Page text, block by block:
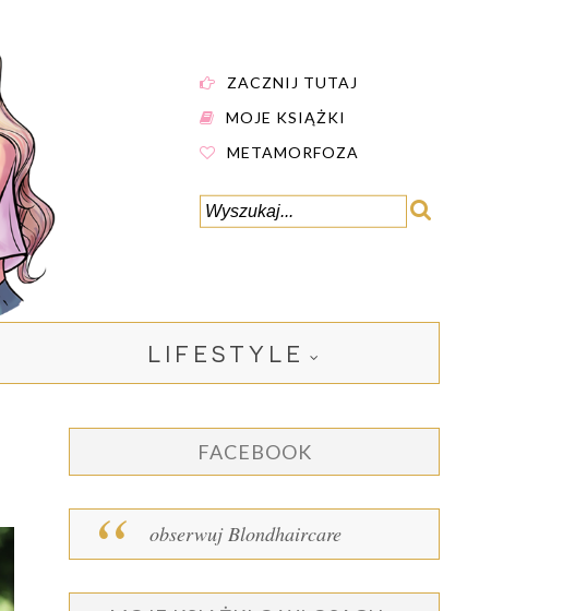
ZACZNIJ TUTAJ
MOJE KSIĄŻKI
METAMORFOZA
LIFESTYLE
FACEBOOK
obserwuj Blondhaircare